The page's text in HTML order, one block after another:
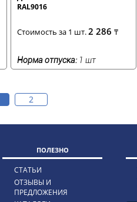
RAL9016
Стоимость за 1 шт.2 286 ₸
Норма отпуска:1 шт
2
ПОЛЕЗНО
СТАТЬИ
ОТЗЫВЫ И
ПРЕДЛОЖЕНИЯ